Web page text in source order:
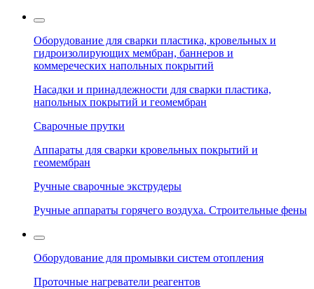
Оборудование для сварки пластика, кровельных и
гидроизолирующих мембран, баннеров и
коммереческих напольных покрытий
Насадки и принадлежности для сварки пластика,
напольных покрытий и геомембран
Сварочные прутки
Аппараты для сварки кровельных покрытий и
геомембран
Ручные сварочные экструдеры
Ручные аппараты горячего воздуха. Строительные фены
Оборудование для промывки систем отопления
Проточные нагреватели реагентов